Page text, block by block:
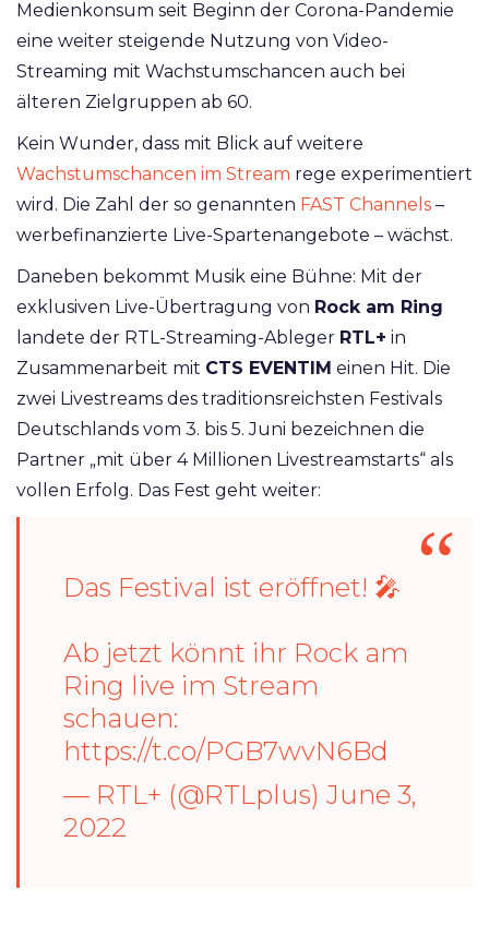
Medienkonsum seit Beginn der Corona-Pandemie
eine weiter steigende Nutzung von Video-
Streaming mit Wachstumschancen auch bei
älteren Zielgruppen ab 60.
Kein Wunder, dass mit Blick auf weitere
Wachstumschancen im Stream rege experimentiert
wird. Die Zahl der so genannten FAST Channels –
werbefinanzierte Live-Spartenangebote – wächst.
Daneben bekommt Musik eine Bühne: Mit der
exklusiven Live-Übertragung von Rock am Ring
landete der RTL-Streaming-Ableger RTL+ in
Zusammenarbeit mit CTS EVENTIM einen Hit. Die
zwei Livestreams des traditionsreichsten Festivals
Deutschlands vom 3. bis 5. Juni bezeichnen die
Partner „mit über 4 Millionen Livestreamstarts“ als
vollen Erfolg. Das Fest geht weiter:
Das Festival ist eröffnet! 🎤
Ab jetzt könnt ihr Rock am
Ring live im Stream
schauen:
https://t.co/PGB7wvN6Bd
— RTL+ (@RTLplus) June 3,
2022